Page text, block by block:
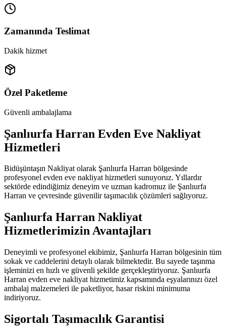
Zamanında Teslimat
Dakik hizmet
Özel Paketleme
Güvenli ambalajlama
Şanlıurfa Harran Evden Eve Nakliyat
Hizmetleri
Bidüşüntaşın Nakliyat olarak Şanlıurfa Harran bölgesinde
profesyonel evden eve nakliyat hizmetleri sunuyoruz. Yıllardır
sektörde edindiğimiz deneyim ve uzman kadromuz ile Şanlıurfa
Harran ve çevresinde güvenilir taşımacılık çözümleri sağlıyoruz.
Şanlıurfa Harran Nakliyat
Hizmetlerimizin Avantajları
Deneyimli ve profesyonel ekibimiz, Şanlıurfa Harran bölgesinin tüm
sokak ve caddelerini detaylı olarak bilmektedir. Bu sayede taşınma
işleminizi en hızlı ve güvenli şekilde gerçekleştiriyoruz. Şanlıurfa
Harran evden eve nakliyat hizmetimiz kapsamında eşyalarınızı özel
ambalaj malzemeleri ile paketliyor, hasar riskini minimuma
indiriyoruz.
Sigortalı Taşımacılık Garantisi